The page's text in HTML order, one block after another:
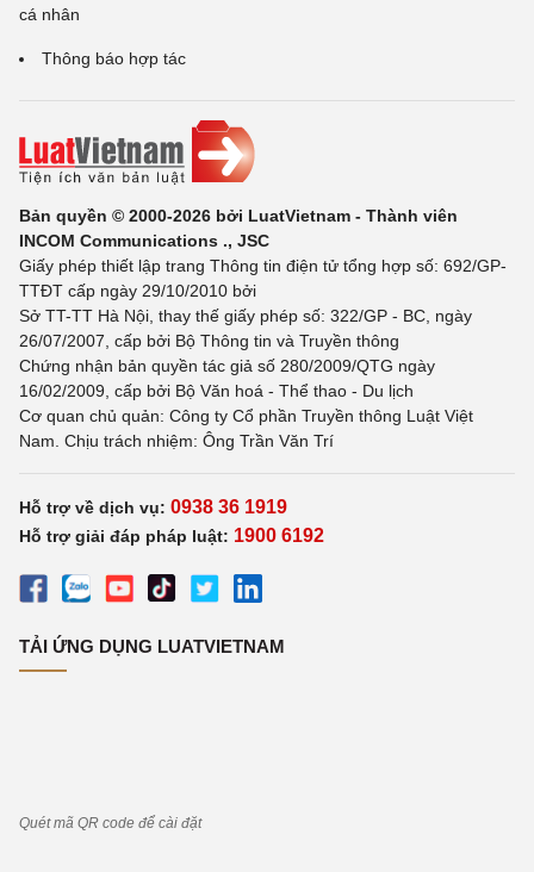
cá nhân
Thông báo hợp tác
Bản quyền © 2000-2026 bởi LuatVietnam - Thành viên
INCOM Communications ., JSC
Giấy phép thiết lập trang Thông tin điện tử tổng hợp số: 692/GP-
TTĐT cấp ngày 29/10/2010 bởi
Sở TT-TT Hà Nội, thay thế giấy phép số: 322/GP - BC, ngày
26/07/2007, cấp bởi Bộ Thông tin và Truyền thông
Chứng nhận bản quyền tác giả số 280/2009/QTG ngày
16/02/2009, cấp bởi Bộ Văn hoá - Thể thao - Du lịch
Cơ quan chủ quản: Công ty Cổ phần Truyền thông Luật Việt
Nam. Chịu trách nhiệm: Ông Trần Văn Trí
Hỗ trợ về dịch vụ: 0938 36 1919
Hỗ trợ giải đáp pháp luật: 1900 6192
TẢI ỨNG DỤNG LUATVIETNAM
Quét mã QR code để cài đặt